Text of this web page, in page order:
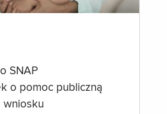
SNAP
o pomoc publiczną
wniosku